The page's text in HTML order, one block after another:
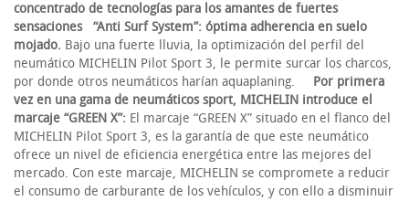
concentrado de tecnologías para los amantes de fuertes
sensaciones
“Anti Surf System”: óptima adherencia en suelo
mojado. Bajo una fuerte lluvia, la optimización del perfil del
neumático MICHELIN Pilot Sport 3, le permite surcar los charcos,
por donde otros neumáticos harían aquaplaning. Por primera
vez en una gama de neumáticos sport, MICHELIN introduce el
marcaje “GREEN X”: El marcaje “GREEN X” situado en el flanco del
MICHELIN Pilot Sport 3, es la garantía de que este neumático
ofrece un nivel de eficiencia energética entre las mejores del
mercado. Con este marcaje, MICHELIN se compromete a reducir
el consumo de carburante de los vehículos, y con ello a disminuir